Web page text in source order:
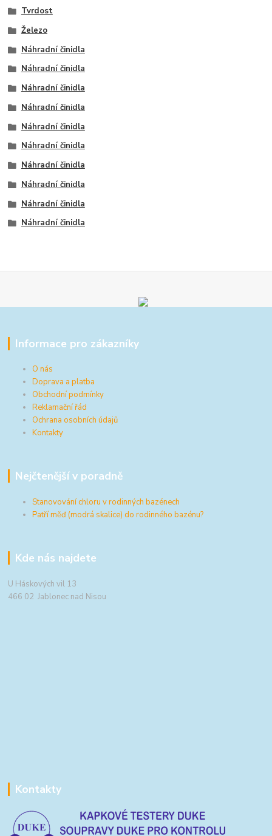
Tvrdost
Železo
Náhradní činidla
Náhradní činidla
Náhradní činidla
Náhradní činidla
Náhradní činidla
Náhradní činidla
Náhradní činidla
Náhradní činidla
Náhradní činidla
Náhradní činidla
Informace pro zákazníky
O nás
Doprava a platba
Obchodní podmínky
Reklamační řád
Ochrana osobních údajů
Kontakty
Nejčtenější v poradně
Stanovování chloru v rodinných bazénech
Patří měď (modrá skalice) do rodinného bazénu?
Kde nás najdete
U Háskových vil 13
466 02 Jablonec nad Nisou
Kontakty